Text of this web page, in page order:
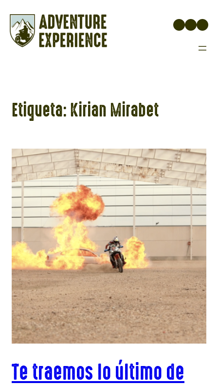
contenido
Etiqueta: Kirian Mirabet
Te traemos lo último de